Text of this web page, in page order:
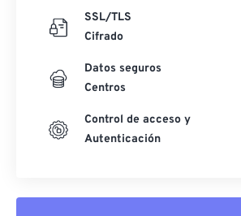
SSL/TLS
Cifrado
Datos seguros
Centros
Control de acceso y
Autenticación